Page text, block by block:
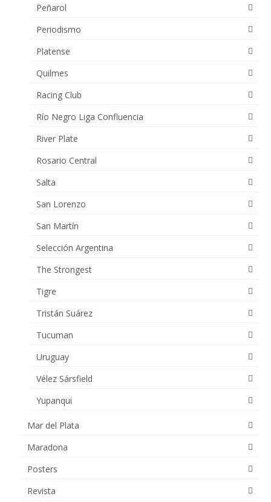
Peñarol
Periodismo
Platense
Quilmes
Racing Club
Río Negro Liga Confluencia
River Plate
Rosario Central
Salta
San Lorenzo
San Martín
Selección Argentina
The Strongest
Tigre
Tristán Suárez
Tucuman
Uruguay
Vélez Sársfield
Yupanqui
Mar del Plata
Maradona
Posters
Revista